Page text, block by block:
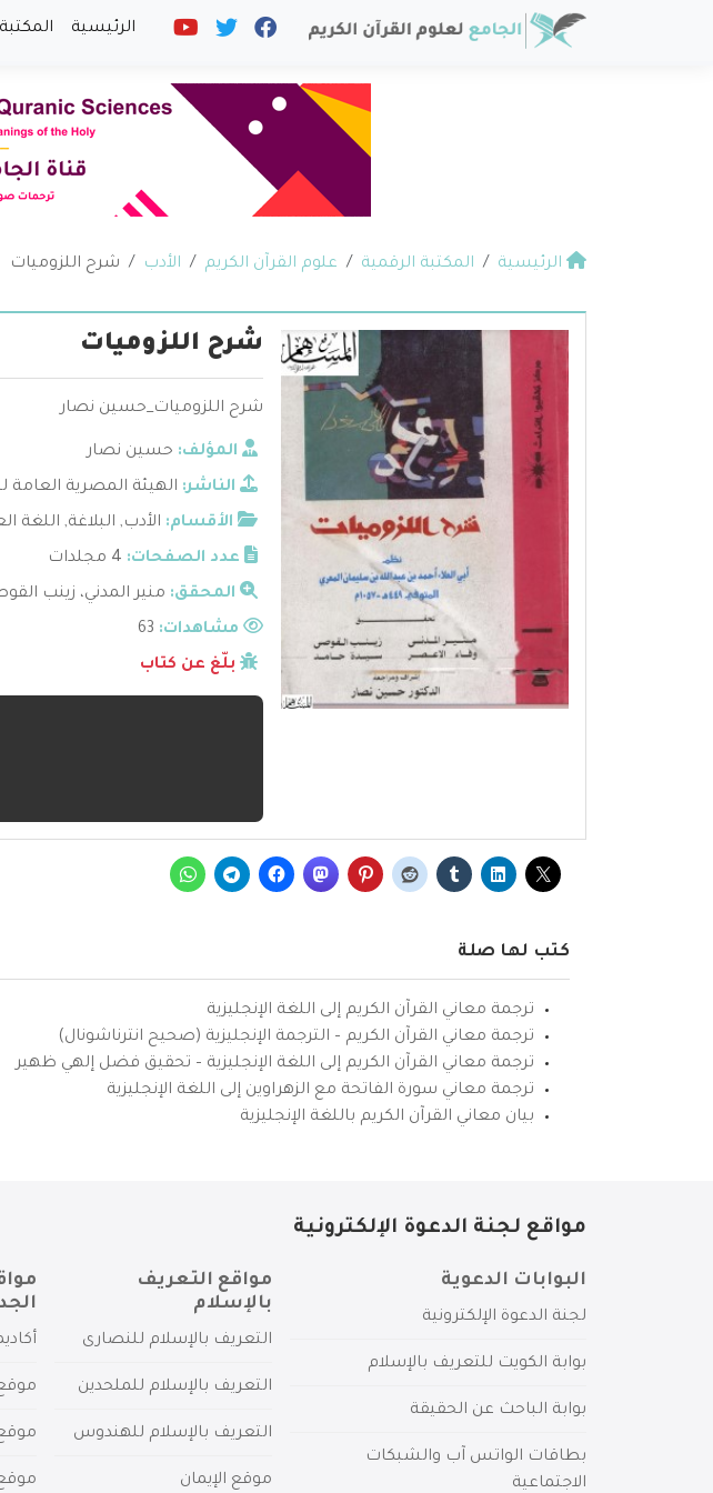
الرئيسية
الرئيسية المكتبة الرقمية علوم القرآن الكريم الأدب شرح اللزوميات
شرح اللزوميات
شرح اللزوميات_حسين نصار
المؤلف: حسين نصار
الناشر: الهيئة المصرية العامة
الأقسام: الأدب, البلاغة, اللغة
عدد الصفحات: 4 مجلدات
المحقق: منير المدني، زينب
مشاهدات:
بلّغ عن كتاب
كتب لها صلة
ترجمة معاني القرآن الكريم إلى اللغة الإنجليزية
ترجمة معاني القرآن الكريم – الترجمة الإنجليزية (صحيح انترناشونال)
ترجمة معاني القرآن الكريم إلى اللغة الإنجليزية – تحقيق فضل إلهي ظهير
ترجمة معاني سورة الفاتحة مع الزهراوين إلى اللغة الإنجليزية
بيان معاني القرآن الكريم باللغة الإنجليزية
مواقع لجنة الدعوة الإلكترونية
البوابات الدعوية
لجنة الدعوة الإلكترونية
بوابة الكويت للتعريف بالإسلام
بوابة الباحث عن الحقيقة
بطاقات الواتس آب والشبكات
الاجتماعية
مواقع التعريف
بالإسلام
التعريف بالإسلام للنصارى
التعريف بالإسلام للملحدين
التعريف بالإسلام للهندوس
موقع الإيمان